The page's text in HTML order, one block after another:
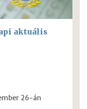
aktuális
26-án